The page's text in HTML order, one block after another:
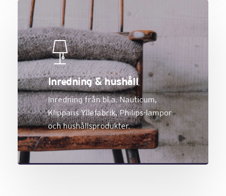
Inredning & hushåll
Inredning från bl.a. Nauticum,
Klippans Yllefabrik, Philips-lampor
och hushållsprodukter.